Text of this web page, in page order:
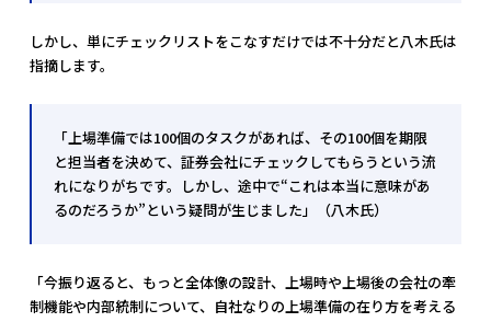
しかし、単にチェックリストをこなすだけでは不十分だと八木氏は
指摘します。
「上場準備では100個のタスクがあれば、その100個を期限
と担当者を決めて、証券会社にチェックしてもらうという流
れになりがちです。しかし、途中で“これは本当に意味があ
るのだろうか”という疑問が生じました」（八木氏）
「今振り返ると、もっと全体像の設計、上場時や上場後の会社の牽
制機能や内部統制について、自社なりの上場準備の在り方を考える